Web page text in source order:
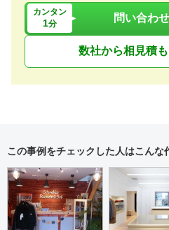
カンタン
1分 問い合わ
数社から相見積
この事例をチェックした人はこんな